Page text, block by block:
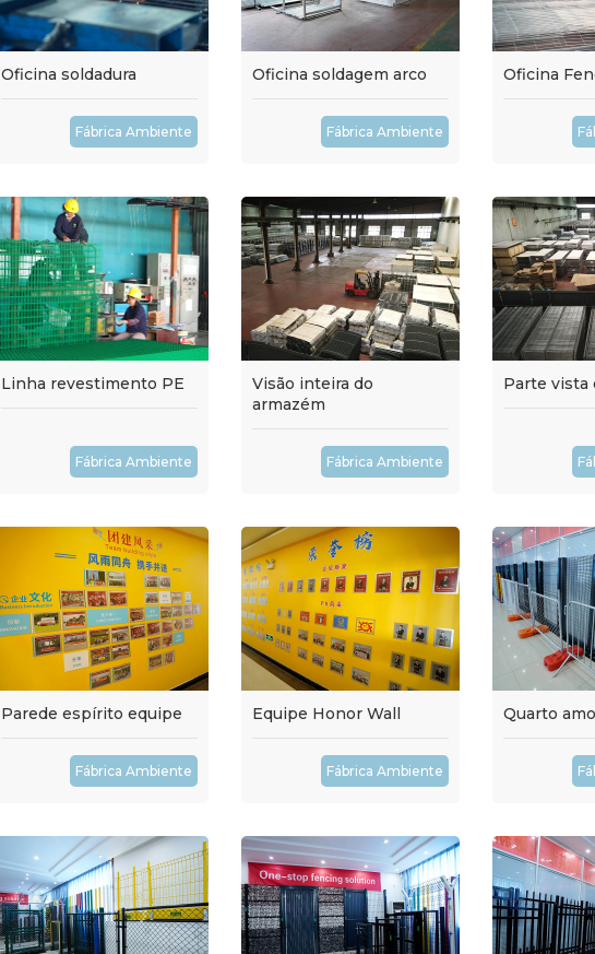
Oficina soldadura
Fábrica Ambiente
Oficina soldagem arco
Fábrica Ambiente
Oficina
Linha revestimento PE
Fábrica Ambiente
Visão inteira do
armazém
Fábrica Ambiente
Parte vista
Parede espírito equipe
Fábrica Ambiente
Equipe Honor Wall
Fábrica Ambiente
Quarto